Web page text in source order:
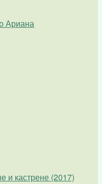
Ариана
и кастрене (2017)